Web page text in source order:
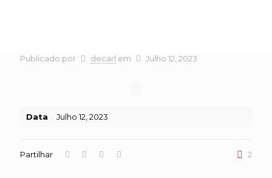
Publicado por decarl em Julho 12, 2023
Data Julho 12, 2023
Partilhar 2